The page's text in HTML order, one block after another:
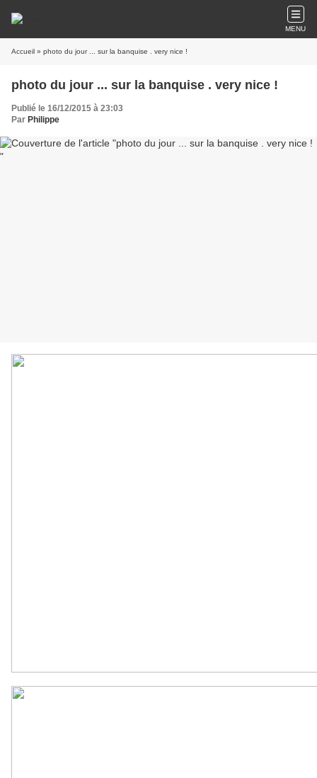
MENU
Accueil » photo du jour ... sur la banquise . very nice !
photo du jour ... sur la banquise . very nice !
Publié le 16/12/2015 à 23:03
Par Philippe